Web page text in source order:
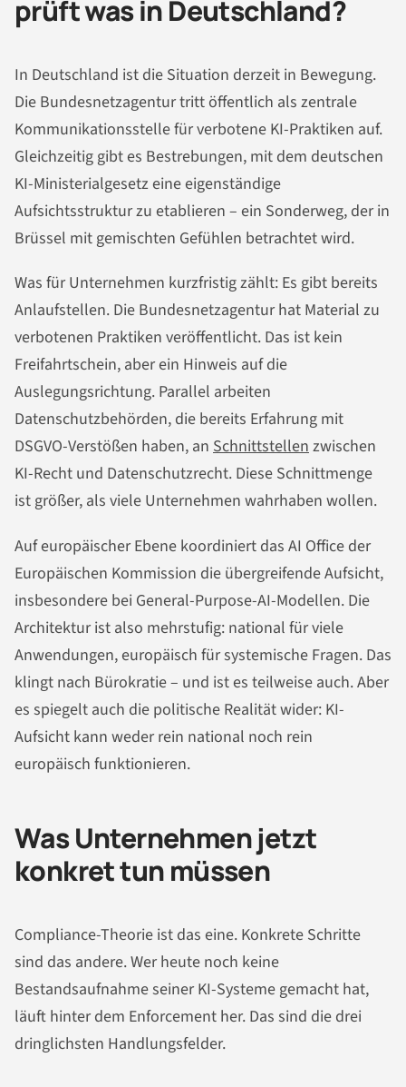
prüft was in Deutschland?
In Deutschland ist die Situation derzeit in Bewegung.
Die Bundesnetzagentur tritt öffentlich als zentrale
Kommunikationsstelle für verbotene KI-Praktiken auf.
Gleichzeitig gibt es Bestrebungen, mit dem deutschen
KI-Ministerialgesetz eine eigenständige
Aufsichtsstruktur zu etablieren – ein Sonderweg, der in
Brüssel mit gemischten Gefühlen betrachtet wird.
Was für Unternehmen kurzfristig zählt: Es gibt bereits
Anlaufstellen. Die Bundesnetzagentur hat Material zu
verbotenen Praktiken veröffentlicht. Das ist kein
Freifahrtschein, aber ein Hinweis auf die
Auslegungsrichtung. Parallel arbeiten
Datenschutzbehörden, die bereits Erfahrung mit
DSGVO-Verstößen haben, an Schnittstellenzwischen
KI-Recht und Datenschutzrecht. Diese Schnittmenge
ist größer, als viele Unternehmen wahrhaben wollen.
Auf europäischer Ebene koordiniert das AI Office der
Europäischen Kommission die übergreifende Aufsicht,
insbesondere bei General-Purpose-AI-Modellen. Die
Architektur ist also mehrstufig: national für viele
Anwendungen, europäisch für systemische Fragen. Das
klingt nach Bürokratie – und ist es teilweise auch. Aber
es spiegelt auch die politische Realität wider: KI-
Aufsicht kann weder rein national noch rein
europäisch funktionieren.
Was Unternehmen jetzt
konkret tun müssen
Compliance-Theorie ist das eine. Konkrete Schritte
sind das andere. Wer heute noch keine
Bestandsaufnahme seiner KI-Systeme gemacht hat,
läuft hinter dem Enforcement her. Das sind die drei
dringlichsten Handlungsfelder.